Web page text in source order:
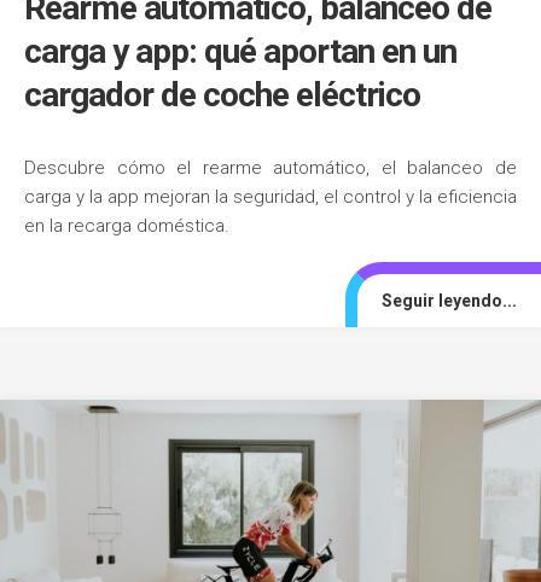
Rearme automático, balanceo de
carga y app: qué aportan en un
cargador de coche eléctrico
Descubre cómo el rearme automático, el balanceo de
carga y la app mejoran la seguridad, el control y la eficiencia
en la recarga doméstica.
Seguir leyendo...